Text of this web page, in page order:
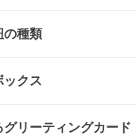
の種類
ックス
グリーティングカード